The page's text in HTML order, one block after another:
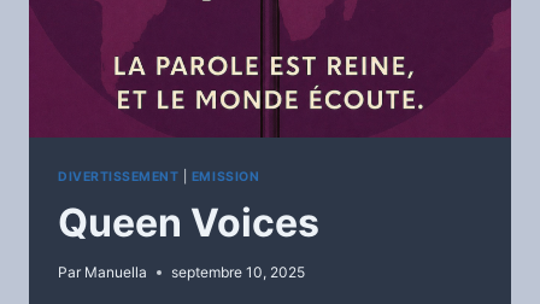
DIVERTISSEMENT EMISSION
Queen Voices
Par Manuella septembre 10, 2025